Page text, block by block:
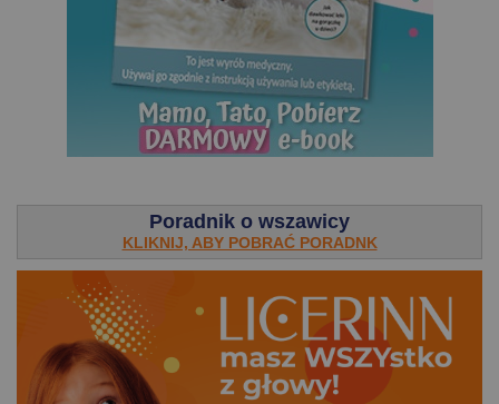
Poradnik o wszawicy
KLIKNIJ, ABY POBRAĆ PORADNK